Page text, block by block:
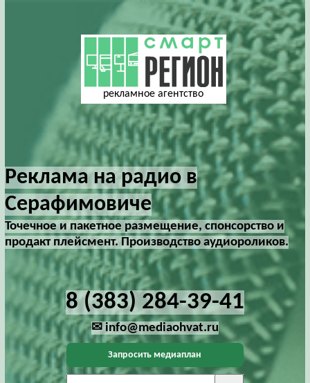
рекламное агентство
Реклама на радио в
Серафимовиче
Точечное и пакетное размещение, спонсорство и
продакт плейсмент. Производство аудиороликов.
8 (383) 284-39-41
✉ info@mediaohvat.ru
Запросить медиаплан